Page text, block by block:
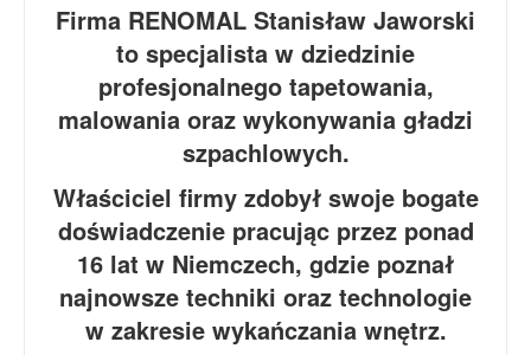
Firma RENOMAL Stanisław Jaworski
to specjalista w dziedzinie
profesjonalnego tapetowania,
malowania oraz wykonywania gładzi
szpachlowych.
Właściciel firmy zdobył swoje bogate
doświadczenie pracując przez ponad
16 lat w Niemczech, gdzie poznał
najnowsze techniki oraz technologie
w zakresie wykańczania wnętrz.